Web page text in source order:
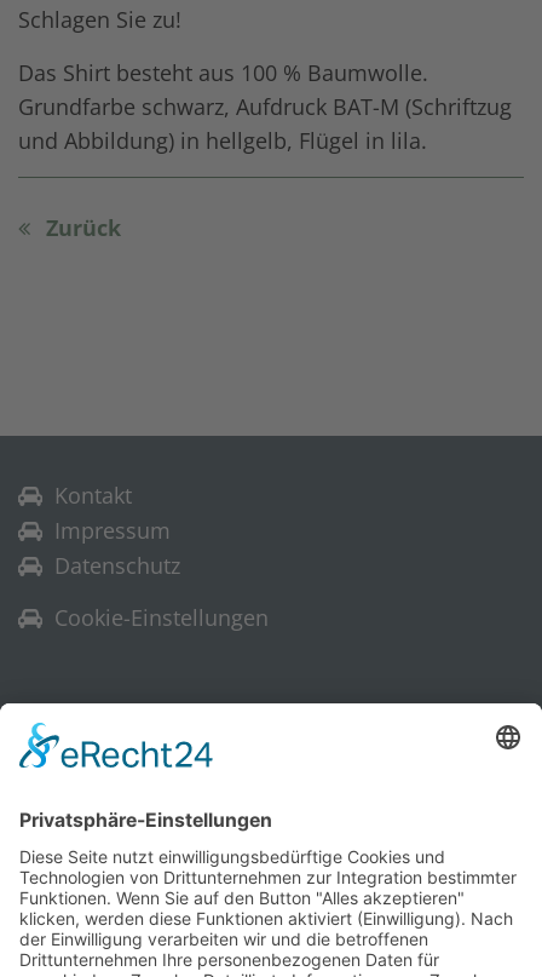
Schlagen Sie zu!
Das Shirt besteht aus 100 % Baumwolle.
Grundfarbe schwarz, Aufdruck BAT-M (Schriftzug
und Abbildung) in hellgelb, Flügel in lila.
Zurück
Kontakt
Impressum
Datenschutz
Cookie-Einstellungen
Ihr Warenkorb ist leer.